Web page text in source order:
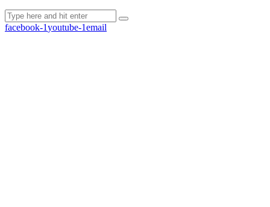
facebook-1youtube-1email